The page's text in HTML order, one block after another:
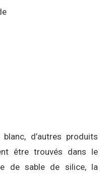
d’autres produits
être trouvés dans le
de sable de silice, la